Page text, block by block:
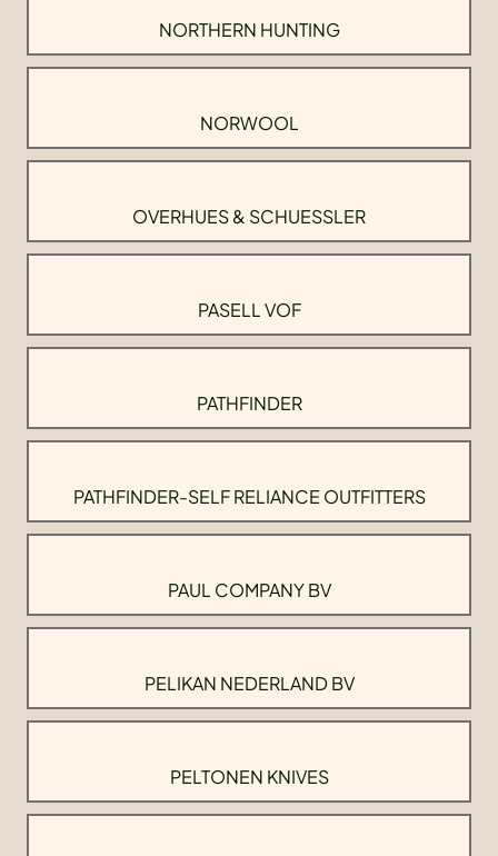
NORTHERN HUNTING
NORWOOL
OVERHUES & SCHUESSLER
PASELL VOF
PATHFINDER
PATHFINDER-SELF RELIANCE OUTFITTERS
PAUL COMPANY BV
PELIKAN NEDERLAND BV
PELTONEN KNIVES